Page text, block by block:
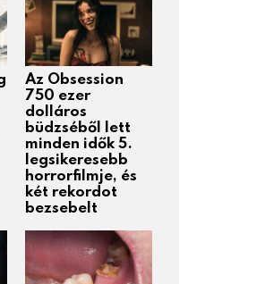
Az Obsession
750 ezer
dolláros
büdzséből lett
minden idők 5.
legsikeresebb
horrorfilmje, és
két rekordot
bezsebelt